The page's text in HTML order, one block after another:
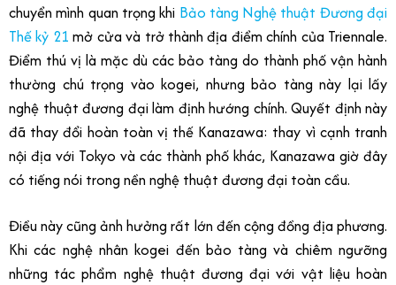
chuyển mình quan trọng khi Bảo tàng Nghệ thuật Đương đại
Thế kỷ 21 mở cửa và trở thành địa điểm chính của Triennale.
Điểm thú vị là mặc dù các bảo tàng do thành phố vận hành
thường chú trọng vào kogei, nhưng bảo tàng này lại lấy
nghệ thuật đương đại làm định hướng chính. Quyết định này
đã thay đổi hoàn toàn vị thế Kanazawa: thay vì cạnh tranh
nội địa với Tokyo và các thành phố khác, Kanazawa giờ đây
có tiếng nói trong nền nghệ thuật đương đại toàn cầu.
Điều này cũng ảnh hưởng rất lớn đến cộng đồng địa phương.
Khi các nghệ nhân kogei đến bảo tàng và chiêm ngưỡng
những tác phẩm nghệ thuật đương đại với vật liệu hoàn